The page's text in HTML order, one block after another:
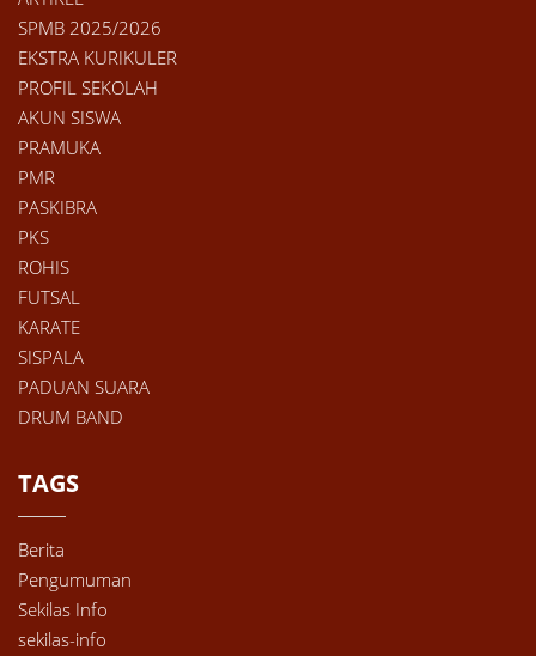
SPMB 2025/2026
EKSTRA KURIKULER
PROFIL SEKOLAH
AKUN SISWA
PRAMUKA
PMR
PASKIBRA
PKS
ROHIS
FUTSAL
KARATE
SISPALA
PADUAN SUARA
DRUM BAND
TAGS
Berita
Pengumuman
Sekilas Info
sekilas-info